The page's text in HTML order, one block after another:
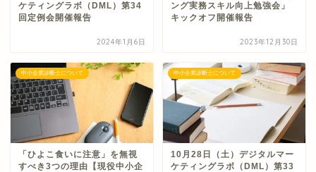
ケティングラボ（DML）第34
回定例会開催報告
2024年1月6日
ング実務スキル向上勉強会」
キックオフ開催報告
2023年12月30日
中小企業診断士について
「ひよこ食いに注意」を無視
すべき3つの理由【現役中小企
中小企業診断士について
10月28日（土）デジタルマー
ケティングラボ（DML）第33